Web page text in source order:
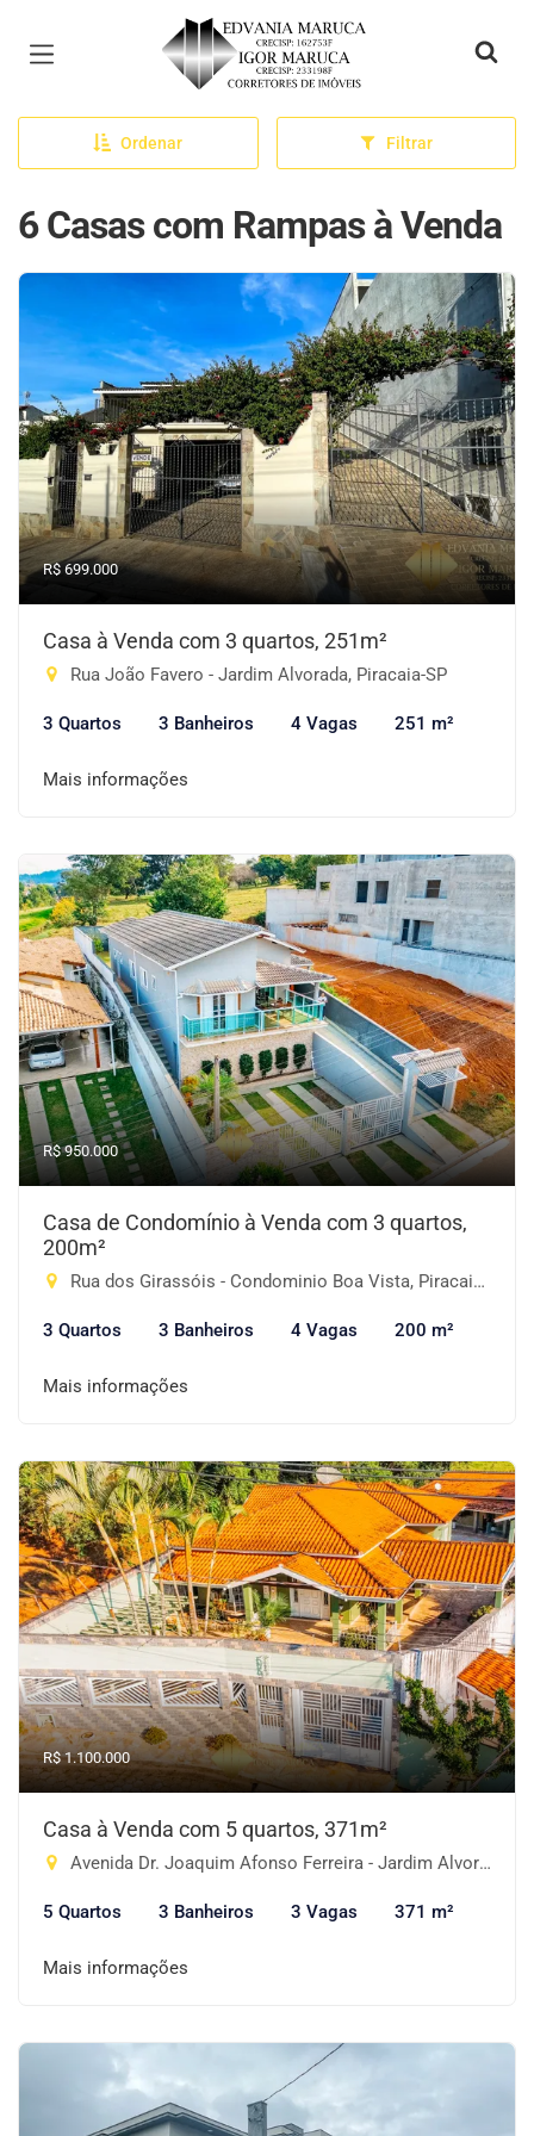
Página inicial
Ordenar Filtrar
6 Casas com Rampas à Venda
R$ 699.000
Casa à Venda com 3 quartos, 251m²
Rua João Favero - Jardim Alvorada, Piracaia-SP
3 Quartos 3 Banheiros 4 Vagas 251 m²
Mais informações
R$ 950.000
Casa de Condomínio à Venda com 3 quartos,
200m²
Rua dos Girassóis - Condominio Boa Vista, Piracaia-SP
3 Quartos 3 Banheiros 4 Vagas 200 m²
Mais informações
R$ 1.100.000
Casa à Venda com 5 quartos, 371m²
Avenida Dr. Joaquim Afonso Ferreira - Jardim Alvorada, Piracaia-SP
5 Quartos 3 Banheiros 3 Vagas 371 m²
Mais informações